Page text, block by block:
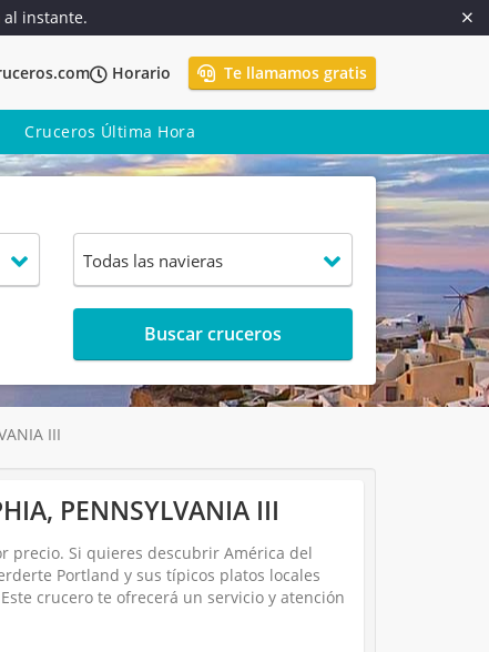
al instante.
Horario Te llamamos gratis
Cruceros Última Hora
Buscar cruceros
III
PENNSYLVANIA III
precio. Si quieres descubrir América del
Portland y sus típicos platos locales
crucero te ofrecerá un servicio y atención